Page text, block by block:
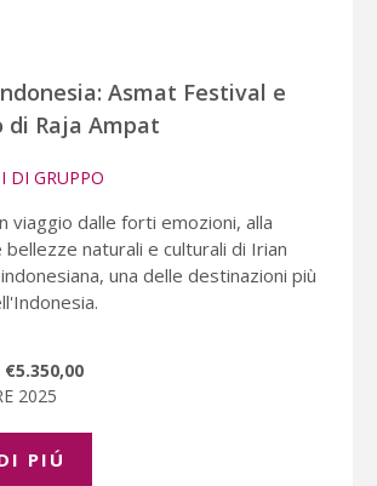
Asmat Festival e
di Raja Ampat
DI GRUPPO
viaggio dalle forti emozioni, alla
naturali e culturali di Irian
indonesiana, una delle destinazioni più
€5.350,00
2025
PIÚ